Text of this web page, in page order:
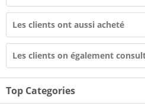
Les clients ont aussi acheté
Les clients on également
Top Categories